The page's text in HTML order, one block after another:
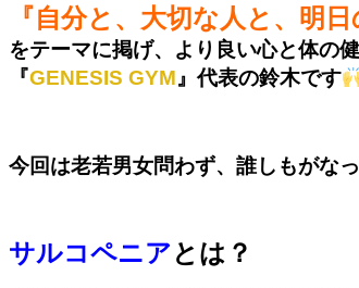
『自分と、大切な人と、明日
をテーマに掲げ、より良い心と体の
『GENESIS GYM』代表の鈴木です
今回は老若男女問わず、誰しもがな
サルコペニアとは？